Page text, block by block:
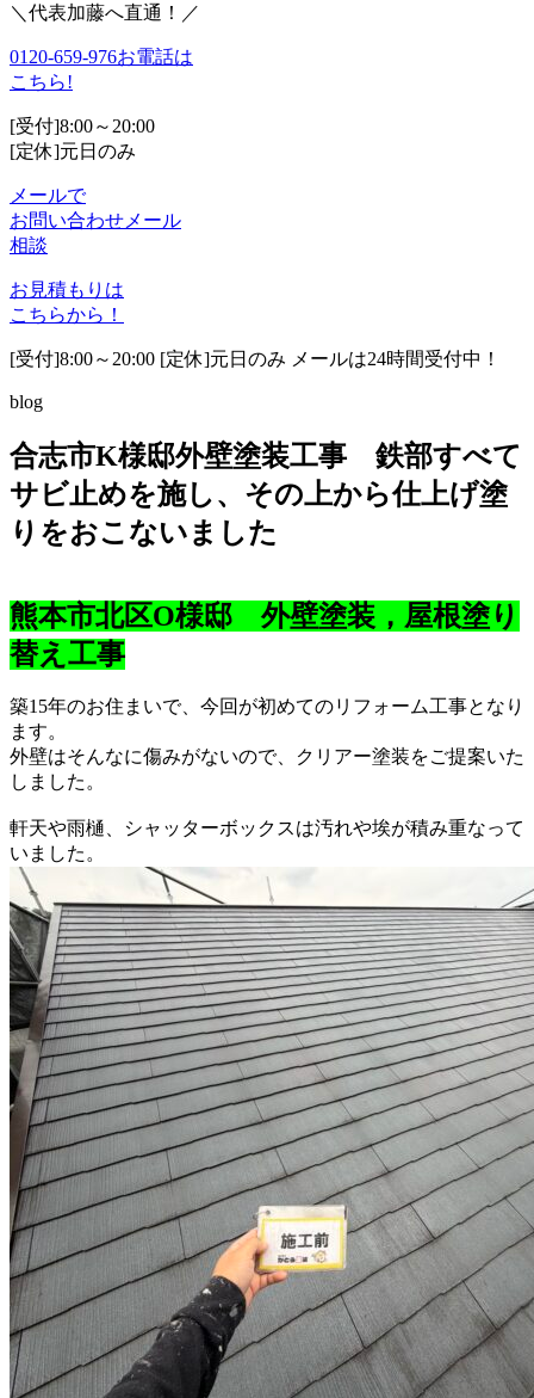
＼代表加藤へ直通！／
0120-659-976お電話は
こちら!
[受付]8:00～20:00
[定休]元日のみ
メールで
お問い合わせ メール
相談
お見積もりは
こちらから！
[受付]8:00～20:00 [定休]元日のみ メールは24時間受付中！
blog
合志市K様邸外壁塗装工事 鉄部すべて
サビ止めを施し、その上から仕上げ塗
りをおこないました
熊本市北区O様邸 外壁塗装，屋根塗り
替え工事
築15年のお住まいで、今回が初めてのリフォーム工事となり
ます。
外壁はそんなに傷みがないので、クリアー塗装をご提案いた
しました。
軒天や雨樋、シャッターボックスは汚れや埃が積み重なって
いました。